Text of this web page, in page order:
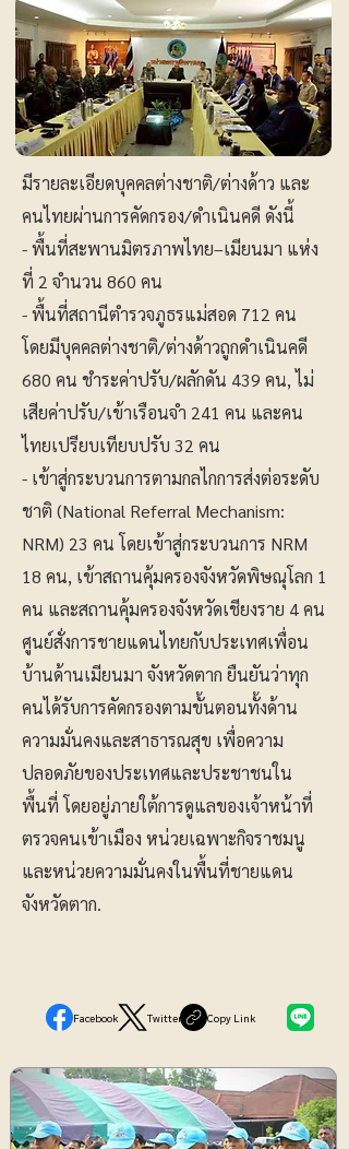
มีรายละเอียดบุคคลต่างชาติ/ต่างด้าว และ
คนไทยผ่านการคัดกรอง/ดำเนินคดี ดังนี้
- พื้นที่สะพานมิตรภาพไทย–เมียนมา แห่ง
ที่ 2 จำนวน 860 คน
- พื้นที่สถานีตำรวจภูธรแม่สอด 712 คน
โดยมีบุคคลต่างชาติ/ต่างด้าวถูกดำเนินคดี
680 คน ชำระค่าปรับ/ผลักดัน 439 คน, ไม่
เสียค่าปรับ/เข้าเรือนจำ 241 คน และคน
ไทยเปรียบเทียบปรับ 32 คน
- เข้าสู่กระบวนการตามกลไกการส่งต่อระดับ
ชาติ (National Referral Mechanism:
NRM) 23 คน โดยเข้าสู่กระบวนการ NRM
18 คน, เข้าสถานคุ้มครองจังหวัดพิษณุโลก 1
คน และสถานคุ้มครองจังหวัดเชียงราย 4 คน
ศูนย์สั่งการชายแดนไทยกับประเทศเพื่อน
บ้านด้านเมียนมา จังหวัดตาก ยืนยันว่าทุก
คนได้รับการคัดกรองตามขั้นตอนทั้งด้าน
ความมั่นคงและสาธารณสุข เพื่อความ
ปลอดภัยของประเทศและประชาชนใน
พื้นที่ โดยอยู่ภายใต้การดูแลของเจ้าหน้าที่
ตรวจคนเข้าเมือง หน่วยเฉพาะกิจราชมนู
และหน่วยความมั่นคงในพื้นที่ชายแดน
จังหวัดตาก.
Facebook Twitter Copy Link